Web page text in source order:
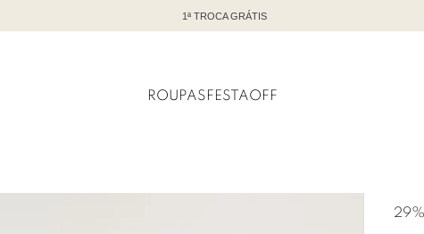
TODO OFF COM ATÉ 60% DE DESCONTO
ROUPASFESTAOFF
29%